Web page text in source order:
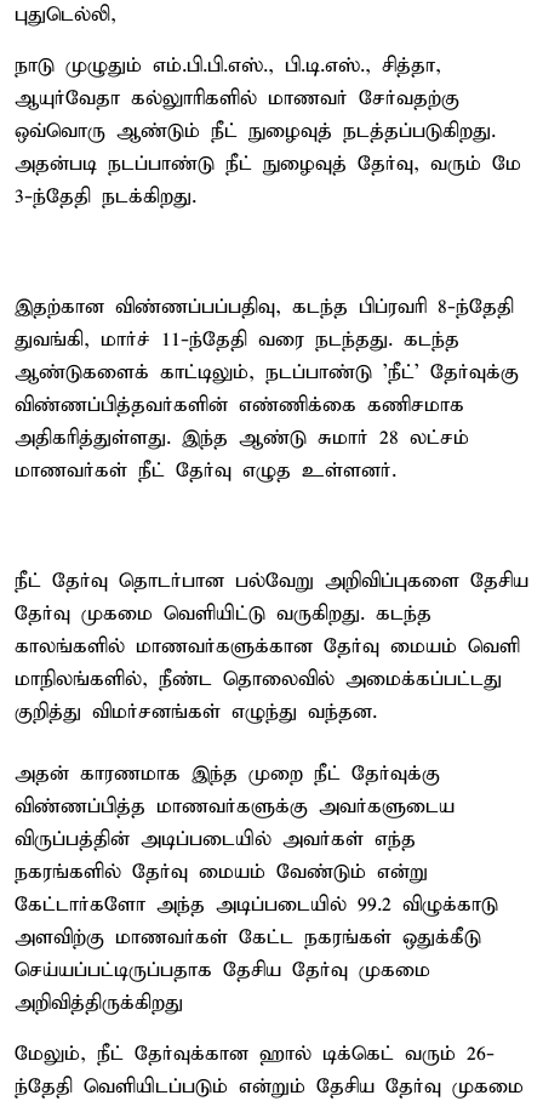
புதுடெல்லி,
நாடு முழுதும் எம்.பி.பி.எஸ்., பி.டி.எஸ்., சித்தா,
ஆயுர்வேதா கல்லுாரிகளில் மாணவர் சேர்வதற்கு
ஒவ்வொரு ஆண்டும் நீட் நுழைவுத் நடத்தப்படுகிறது.
அதன்படி நடப்பாண்டு நீட் நுழைவுத் தேர்வு, வரும் மே
3-ந்தேதி நடக்கிறது.
இதற்கான விண்ணப்பப்பதிவு, கடந்த பிப்ரவரி 8-ந்தேதி
துவங்கி, மார்ச் 11-ந்தேதி வரை நடந்தது. கடந்த
ஆண்டுகளைக் காட்டிலும், நடப்பாண்டு 'நீட்' தேர்வுக்கு
விண்ணப்பித்தவர்களின் எண்ணிக்கை கணிசமாக
அதிகரித்துள்ளது. இந்த ஆண்டு சுமார் 28 லட்சம்
மாணவர்கள் நீட் தேர்வு எழுத உள்ளனர்.
நீட் தேர்வு தொடர்பான பல்வேறு அறிவிப்புகளை தேசிய
தேர்வு முகமை வெளியிட்டு வருகிறது. கடந்த
காலங்களில் மாணவர்களுக்கான தேர்வு மையம் வெளி
மாநிலங்களில், நீண்ட தொலைவில் அமைக்கப்பட்டது
குறித்து விமர்சனங்கள் எழுந்து வந்தன.
அதன் காரணமாக இந்த முறை நீட் தேர்வுக்கு
விண்ணப்பித்த மாணவர்களுக்கு அவர்களுடைய
விருப்பத்தின் அடிப்படையில் அவர்கள் எந்த
நகரங்களில் தேர்வு மையம் வேண்டும் என்று
கேட்டார்களோ அந்த அடிப்படையில் 99.2 விழுக்காடு
அளவிற்கு மாணவர்கள் கேட்ட நகரங்கள் ஒதுக்கீடு
செய்யப்பட்டிருப்பதாக தேசிய தேர்வு முகமை
அறிவித்திருக்கிறது
மேலும், நீட் தேர்வுக்கான ஹால் டிக்கெட் வரும் 26-
ந்தேதி வெளியிடப்படும் என்றும் தேசிய தேர்வு முகமை